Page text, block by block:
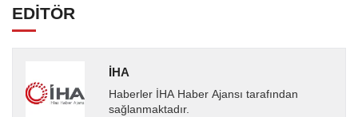
EDİTÖR
İHA
Haberler İHA Haber Ajansı tarafından
sağlanmaktadır.